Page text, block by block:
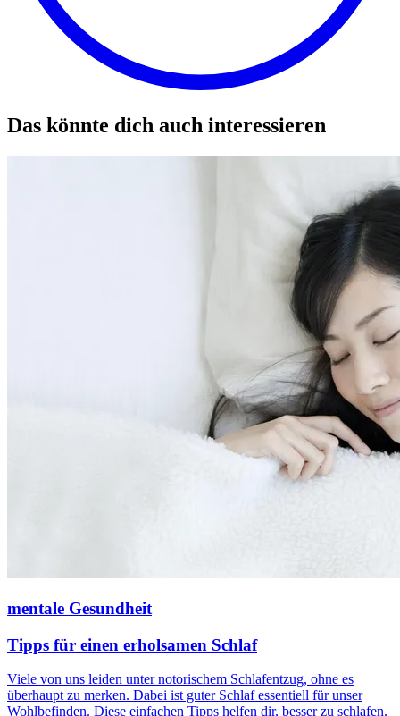
Das könnte dich auch interessieren
mentale Gesundheit
Tipps für einen erholsamen Schlaf
Viele von uns leiden unter notorischem Schlafentzug, ohne es
überhaupt zu merken. Dabei ist guter Schlaf essentiell für unser
Wohlbefinden. Diese einfachen Tipps helfen dir, besser zu schlafen.